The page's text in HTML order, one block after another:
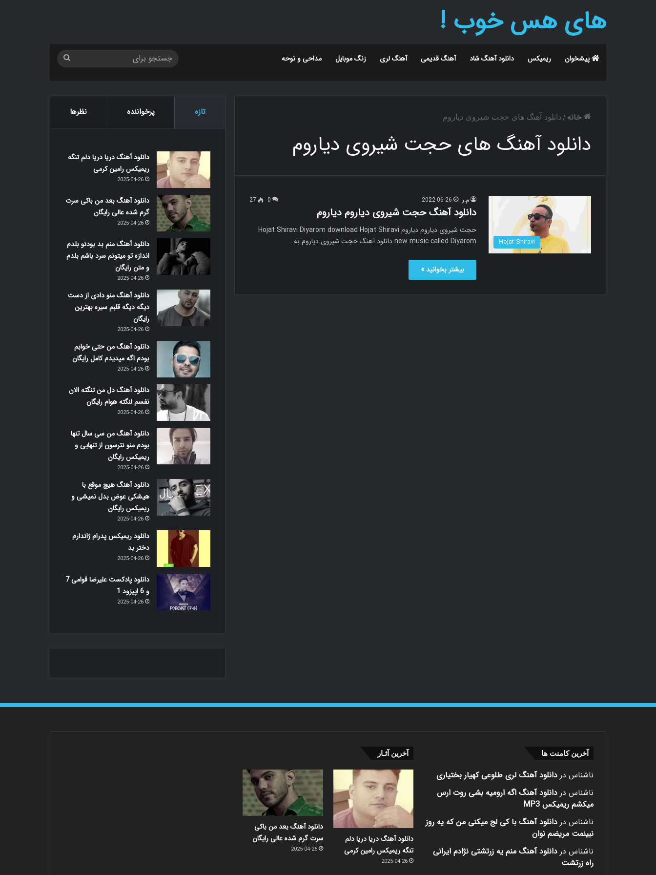
های هس خوب !
پیشخوان ریمیکس دانلود آهنگ شاد آهنگ قدیمی آهنگ لری زنگ موبایل مداحی و نوحه
خانه / دانلود آهنگ های حجت شیروی دیاروم
دانلود آهنگ های حجت شیروی دیاروم
Hojat Shiravi
م.ر 2022-06-26
0
27
دانلود آهنگ حجت شیروی دیاروم دیاروم
حجت شیروی دیاروم دیاروم Hojat Shiravi Diyarom download Hojat Shiravi
new music called Diyarom دانلود آهنگ حجت شیروی دیاروم به…
بیشتر بخوانید »
تازه پرخواننده نظرها
دانلود آهنگ دریا دریا دلم تنگه
ریمیکس رامین کرمی
2025-04-26
دانلود آهنگ بعد من باکی سرت
گرم شده عالی رایگان
2025-04-26
دانلود آهنگ منم بد بودنو بلدم
اندازه تو میتونم سرد باشم بلدم
و متن رایگان
2025-04-26
دانلود آهنگ منو دادی از دست
دیگه دیگه قلبم سیره بهترین
رایگان
2025-04-26
دانلود آهنگ من حتی خوابم
بودم اگه میدیدم کامل رایگان
2025-04-26
دانلود آهنگ دل من تنگته الان
نفسم لنگته هوام رایگان
2025-04-26
دانلود آهنگ من سی سال تنها
بودم منو نترسون از تنهایی و
ریمیکس رایگان
2025-04-26
دانلود آهنگ هیچ موقع با
هیشکی عوض بدل نمیشی و
ریمیکس رایگان
2025-04-26
دانلود ریمیکس پدرام ژاندارم
دختر بد
2025-04-26
دانلود پادکست علیرضا قوامی 7
و 6 اپیزود 1
2025-04-26
آخرین کامنت ها
ناشناس در دانلود آهنگ لری طلوعی کهیار بختیاری
ناشناس در دانلود آهنگ اگه ارومیه بشی روت ارس
میکشم ریمیکس MP3
ناشناس در دانلود آهنگ با کی لج میکنی من که یه روز
نبینمت مریضم نوان
ناشناس در دانلود آهنگ منم یه زرتشتی نژادم ایرانی
راه زرتشت
آخرین آثـار
دانلود آهنگ دریا دریا دلم
تنگه ریمیکس رامین کرمی
2025-04-26
دانلود آهنگ بعد من باکی
سرت گرم شده عالی رایگان
2025-04-26